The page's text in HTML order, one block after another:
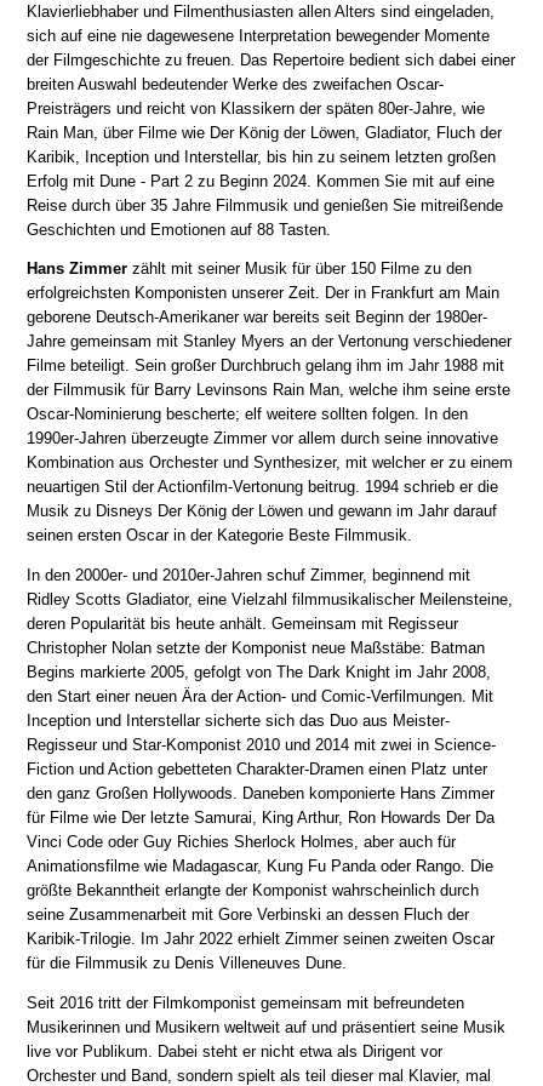
Klavierliebhaber und Filmenthusiasten allen Alters sind eingeladen,
sich auf eine nie dagewesene Interpretation bewegender Momente
der Filmgeschichte zu freuen. Das Repertoire bedient sich dabei einer
breiten Auswahl bedeutender Werke des zweifachen Oscar-
Preisträgers und reicht von Klassikern der späten 80er-Jahre, wie
Rain Man, über Filme wie Der König der Löwen, Gladiator, Fluch der
Karibik, Inception und Interstellar, bis hin zu seinem letzten großen
Erfolg mit Dune - Part 2 zu Beginn 2024. Kommen Sie mit auf eine
Reise durch über 35 Jahre Filmmusik und genießen Sie mitreißende
Geschichten und Emotionen auf 88 Tasten.
Hans Zimmer zählt mit seiner Musik für über 150 Filme zu den
erfolgreichsten Komponisten unserer Zeit. Der in Frankfurt am Main
geborene Deutsch-Amerikaner war bereits seit Beginn der 1980er-
Jahre gemeinsam mit Stanley Myers an der Vertonung verschiedener
Filme beteiligt. Sein großer Durchbruch gelang ihm im Jahr 1988 mit
der Filmmusik für Barry Levinsons Rain Man, welche ihm seine erste
Oscar-Nominierung bescherte; elf weitere sollten folgen. In den
1990er-Jahren überzeugte Zimmer vor allem durch seine innovative
Kombination aus Orchester und Synthesizer, mit welcher er zu einem
neuartigen Stil der Actionfilm-Vertonung beitrug. 1994 schrieb er die
Musik zu Disneys Der König der Löwen und gewann im Jahr darauf
seinen ersten Oscar in der Kategorie Beste Filmmusik.
In den 2000er- und 2010er-Jahren schuf Zimmer, beginnend mit
Ridley Scotts Gladiator, eine Vielzahl filmmusikalischer Meilensteine,
deren Popularität bis heute anhält. Gemeinsam mit Regisseur
Christopher Nolan setzte der Komponist neue Maßstäbe: Batman
Begins markierte 2005, gefolgt von The Dark Knight im Jahr 2008,
den Start einer neuen Ära der Action- und Comic-Verfilmungen. Mit
Inception und Interstellar sicherte sich das Duo aus Meister-
Regisseur und Star-Komponist 2010 und 2014 mit zwei in Science-
Fiction und Action gebetteten Charakter-Dramen einen Platz unter
den ganz Großen Hollywoods. Daneben komponierte Hans Zimmer
für Filme wie Der letzte Samurai, King Arthur, Ron Howards Der Da
Vinci Code oder Guy Richies Sherlock Holmes, aber auch für
Animationsfilme wie Madagascar, Kung Fu Panda oder Rango. Die
größte Bekanntheit erlangte der Komponist wahrscheinlich durch
seine Zusammenarbeit mit Gore Verbinski an dessen Fluch der
Karibik-Trilogie. Im Jahr 2022 erhielt Zimmer seinen zweiten Oscar
für die Filmmusik zu Denis Villeneuves Dune.
Seit 2016 tritt der Filmkomponist gemeinsam mit befreundeten
Musikerinnen und Musikern weltweit auf und präsentiert seine Musik
live vor Publikum. Dabei steht er nicht etwa als Dirigent vor
Orchester und Band, sondern spielt als teil dieser mal Klavier, mal